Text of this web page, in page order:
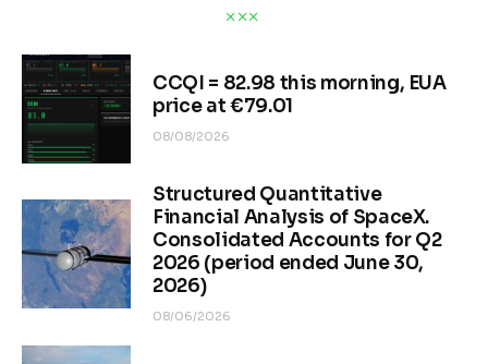
CCQI = 82.98 this morning, EUA
price at €79.01
08/08/2026
Structured Quantitative
Financial Analysis of SpaceX.
Consolidated Accounts for Q2
2026 (period ended June 30,
2026)
08/06/2026